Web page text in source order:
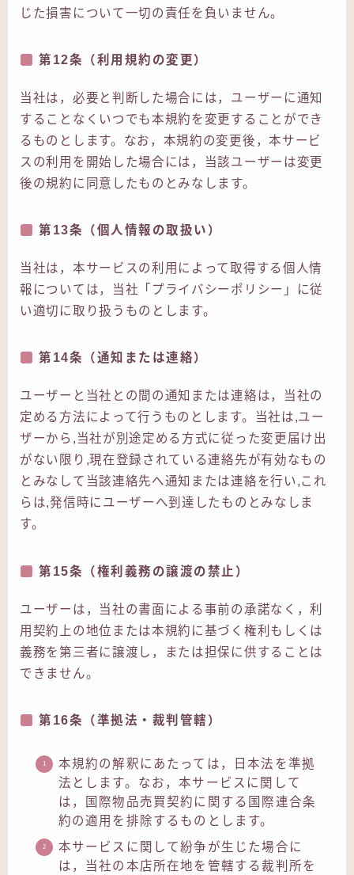
じた損害について一切の責任を負いません。
第12条（利用規約の変更）
当社は，必要と判断した場合には，ユーザーに通知
することなくいつでも本規約を変更することができ
るものとします。なお，本規約の変更後，本サービ
スの利用を開始した場合には，当該ユーザーは変更
後の規約に同意したものとみなします。
第13条（個人情報の取扱い）
当社は，本サービスの利用によって取得する個人情
報については，当社「プライバシーポリシー」に従
い適切に取り扱うものとします。
第14条（通知または連絡）
ユーザーと当社との間の通知または連絡は，当社の
定める方法によって行うものとします。当社は,ユー
ザーから,当社が別途定める方式に従った変更届け出
がない限り,現在登録されている連絡先が有効なもの
とみなして当該連絡先へ通知または連絡を行い,これ
らは,発信時にユーザーへ到達したものとみなしま
す。
第15条（権利義務の譲渡の禁止）
ユーザーは，当社の書面による事前の承諾なく，利
用契約上の地位または本規約に基づく権利もしくは
義務を第三者に譲渡し，または担保に供することは
できません。
第16条（準拠法・裁判管轄）
本規約の解釈にあたっては，日本法を準拠
法とします。なお，本サービスに関して
は，国際物品売買契約に関する国際連合条
約の適用を排除するものとします。
本サービスに関して紛争が生じた場合に
は，当社の本店所在地を管轄する裁判所を